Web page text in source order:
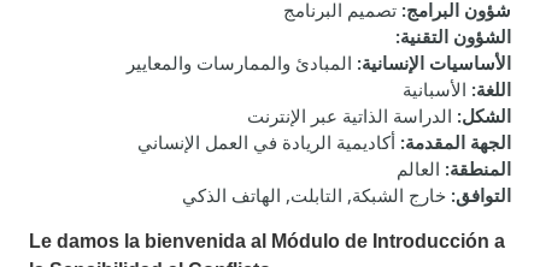
شؤون البرامج: تصميم البرنامج
الشؤون التقنية:
الأساسيات الإنسانية: المبادئ والممارسات والمعايير
اللغة: الأسبانية
الشكل: الدراسة الذاتية عبر الإنترنت
الجهة المقدمة: أكاديمية الريادة في العمل الإنساني
المنطقة: العالم
التوافق: خارج الشبكة, التابلت, الهاتف الذكي
Le damos la bienvenida al Módulo de Introducción a